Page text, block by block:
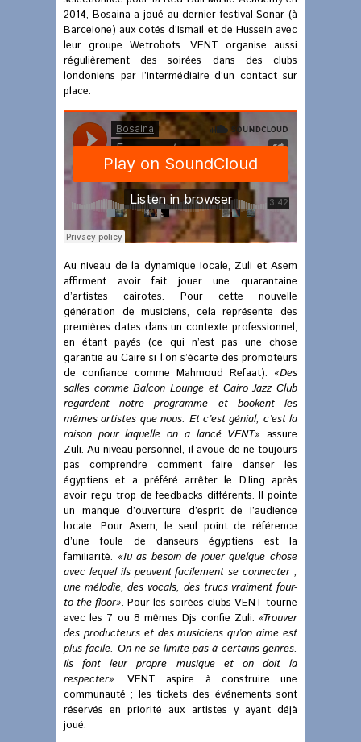
2014, Bosaina a joué au dernier festival Sonar (à
Barcelone) aux cotés d’Ismail et de Hussein avec
leur groupe Wetrobots. VENT organise aussi
régulièrement des soirées dans des clubs
londoniens par l’intermédiaire d’un contact sur
place.
Au niveau de la dynamique locale, Zuli et Asem
affirment avoir fait jouer une quarantaine
d’artistes cairotes. Pour cette nouvelle
génération de musiciens, cela représente des
premières dates dans un contexte professionnel,
en étant payés (ce qui n’est pas une chose
garantie au Caire si l’on s’écarte des promoteurs
de confiance comme Mahmoud Refaat). «Des
salles comme Balcon Lounge et Cairo Jazz Club
regardent notre programme et bookent les
mêmes artistes que nous. Et c’est génial, c’est la
raison pour laquelle on a lancé VENT» assure
Zuli. Au niveau personnel, il avoue de ne toujours
pas comprendre comment faire danser les
égyptiens et a préféré arrêter le DJing après
avoir reçu trop de feedbacks différents. Il pointe
un manque d’ouverture d’esprit de l’audience
locale. Pour Asem, le seul point de référence
d’une foule de danseurs égyptiens est la
familiarité. «Tu as besoin de jouer quelque chose
avec lequel ils peuvent facilement se connecter ;
une mélodie, des vocals, des trucs vraiment four-
to-the-floor». Pour les soirées clubs VENT tourne
avec les 7 ou 8 mêmes Djs confie Zuli. «Trouver
des producteurs et des musiciens qu’on aime est
plus facile. On ne se limite pas à certains genres.
Ils font leur propre musique et on doit la
respecter». VENT aspire à construire une
communauté ; les tickets des événements sont
réservés en priorité aux artistes y ayant déjà
joué.